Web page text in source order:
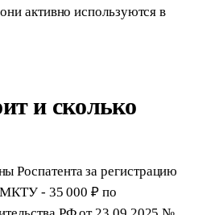
активно используются в
и сколько
Роспатента за регистрацию
МКТУ - 35 000 ₽ по